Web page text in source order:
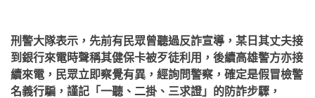
刑警大隊表示，先前有民眾曾聽過反詐宣導，某日其丈夫接
到銀行來電時聲稱其健保卡被歹徒利用，後續高雄警方亦接
續來電，民眾立即察覺有異，經詢問警察，確定是假冒檢警
名義行騙，謹記「一聽、二掛、三求證」的防詐步驟，